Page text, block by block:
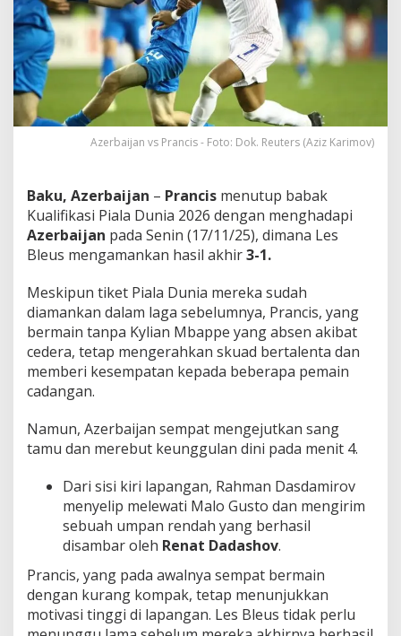
u
n
i
a
D
e
n
g
a
s
i
l
T
a
k
A
t
a
s
e
r
i
j
a
n
Azerbaijan vs Prancis - Foto: Dok. Reuters (Aziz Karimov)
Baku, Azerbaijan – Prancis menutup babak
Kualifikasi Piala Dunia 2026 dengan menghadapi
Azerbaijan pada Senin (17/11/25), dimana Les
Bleus mengamankan hasil akhir3-1.
Meskipun tiket Piala Dunia mereka sudah
diamankan dalam laga sebelumnya, Prancis, yang
bermain tanpa Kylian Mbappe yang absen akibat
cedera, tetap mengerahkan skuad bertalenta dan
memberi kesempatan kepada beberapa pemain
cadangan.
Namun, Azerbaijan sempat mengejutkan sang
tamu dan merebut keunggulan dini pada menit 4.
Dari sisi kiri lapangan, Rahman Dasdamirov
menyelip melewati Malo Gusto dan mengirim
sebuah umpan rendah yang berhasil
disambar oleh Renat Dadashov.
Prancis, yang pada awalnya sempat bermain
dengan kurang kompak, tetap menunjukkan
motivasi tinggi di lapangan. Les Bleus tidak perlu